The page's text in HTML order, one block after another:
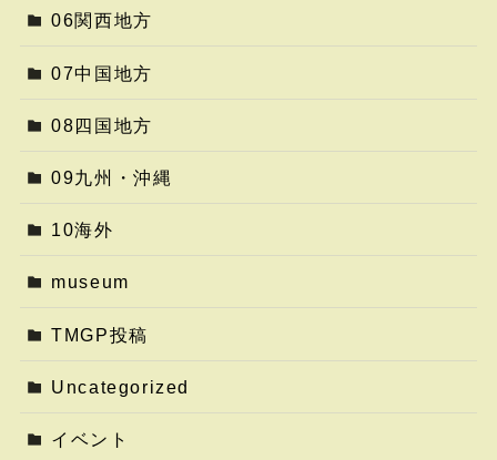
06関西地方
07中国地方
08四国地方
09九州・沖縄
10海外
museum
TMGP投稿
Uncategorized
イベント